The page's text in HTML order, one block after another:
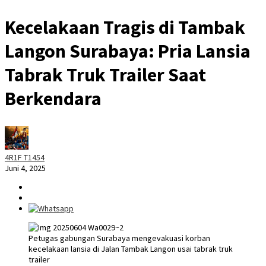
Kecelakaan Tragis di Tambak
Langon Surabaya: Pria Lansia
Tabrak Truk Trailer Saat
Berkendara
4R1F T1454
Juni 4, 2025
Petugas gabungan Surabaya mengevakuasi korban
kecelakaan lansia di Jalan Tambak Langon usai tabrak truk
trailer